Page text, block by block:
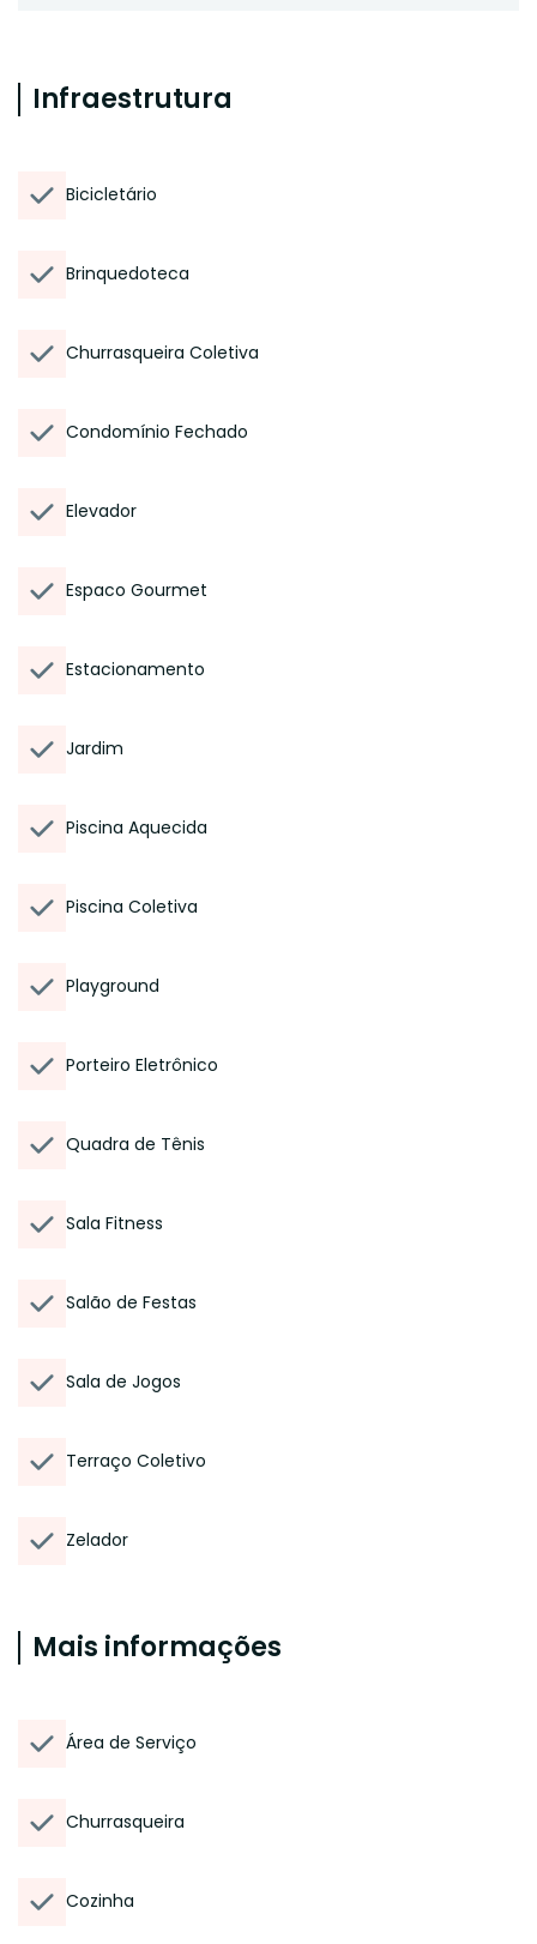
Infraestrutura
Bicicletário
Brinquedoteca
Churrasqueira Coletiva
Condomínio Fechado
Elevador
Espaco Gourmet
Estacionamento
Jardim
Piscina Aquecida
Piscina Coletiva
Playground
Porteiro Eletrônico
Quadra de Tênis
Sala Fitness
Salão de Festas
Sala de Jogos
Terraço Coletivo
Zelador
Mais informações
Área de Serviço
Churrasqueira
Cozinha